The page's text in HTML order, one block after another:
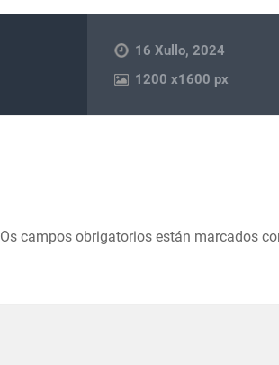
16 Xullo, 2024
1200x1600 px
Os campos obrigatorios están marcados